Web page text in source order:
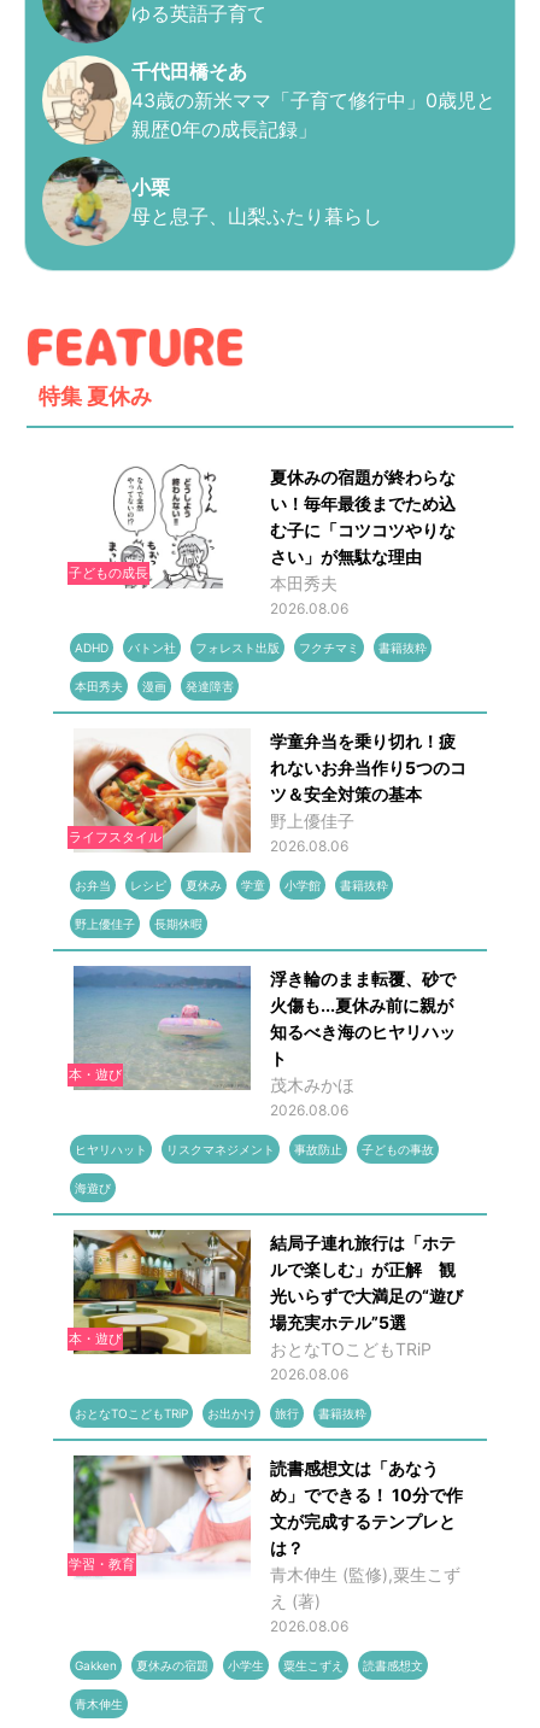
ゆる英語子育て
千代田橋そあ
43歳の新米ママ「子育て修行中」0歳児と
親歴0年の成長記録」
小栗
母と息子、山梨ふたり暮らし
特集 夏休み
子どもの成長
夏休みの宿題が終わらな
い！毎年最後までため込
む子に「コツコツやりな
さい」が無駄な理由
本田秀夫
2026.08.06
ADHD バトン社 フォレスト出版 フクチマミ 書籍抜粋
本田秀夫 漫画 発達障害
ライフスタイル
学童弁当を乗り切れ！疲
れないお弁当作り5つのコ
ツ＆安全対策の基本
野上優佳子
2026.08.06
お弁当 レシピ 夏休み 学童 小学館 書籍抜粋
野上優佳子 長期休暇
本・遊び
浮き輪のまま転覆、砂で
火傷も...夏休み前に親が
知るべき海のヒヤリハッ
ト
茂木みかほ
2026.08.06
ヒヤリハット リスクマネジメント 事故防止 子どもの事故
海遊び
本・遊び
結局子連れ旅行は「ホテ
ルで楽しむ」が正解 観
光いらずで大満足の“遊び
場充実ホテル”5選
おとなTOこどもTRiP
2026.08.06
おとなTOこどもTRiP お出かけ 旅行 書籍抜粋
学習・教育
読書感想文は「あなう
め」でできる！ 10分で作
文が完成するテンプレと
は？
青木伸生 (監修),粟生こず
え (著)
2026.08.06
Gakken 夏休みの宿題 小学生 粟生こずえ 読書感想文
青木伸生